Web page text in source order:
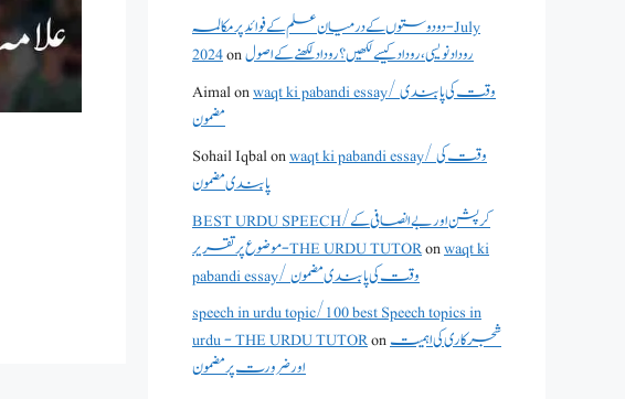
دو دوستوں کے درمیان علم کے فوائد پر مکالمہ - July
2024onروداد نویسی ،روداد کیسے لکھیں؟ روداد لکھنے کے اصول
Aimalonwaqt ki pabandi essay/ وقت کی پابندی
مضمون
Sohail Iqbalonwaqt ki pabandi essay/ وقت کی
پابندی مضمون
BEST URDU SPEECH/کرپشن اور بے انصافی کے
موضوع پر تقریر - THE URDU TUTORonwaqt ki
pabandi essay/ وقت کی پابندی مضمون
speech in urdu topic/100 best Speech topics in
urdu - THE URDU TUTORonشجرکاری کی اہمیت
اور ضرورت پر مضمون